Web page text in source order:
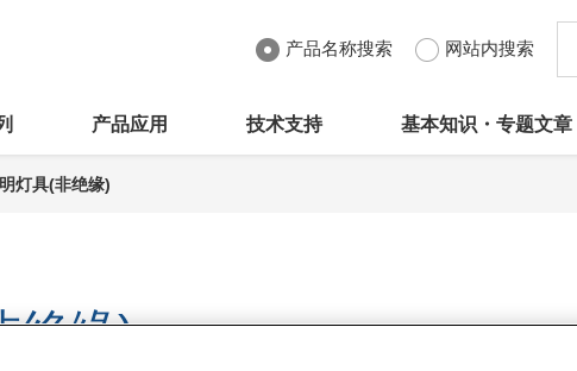
产品名称搜索 网站内搜索
产品应用 技术支持 基本知识・专题文章
灯具(非绝缘)
绝缘)